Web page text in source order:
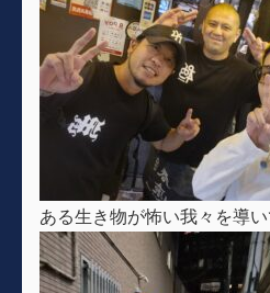
ある生き物が怖い我々を導